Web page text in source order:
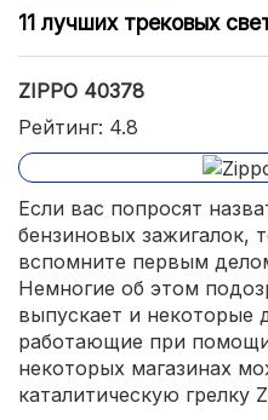
11 лучших трековых
ZIPPO 40378
Рейтинг: 4.8
Если вас попросят
бензиновых зажигалок,
вспомните первым
Немногие об этом
выпускает и некоторые
работающие при
некоторых магазинах
каталитическую грелку